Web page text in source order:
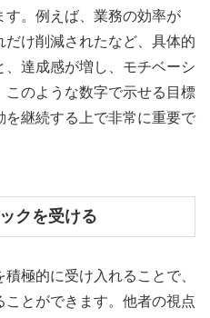
。例えば、業務の効率が
け削減されたなど、具体的
達成感が増し、モチベーシ
このような数字で示せる目標
を継続する上で非常に重要で
クを受ける
極的に受け入れることで、
とができます。他者の視点